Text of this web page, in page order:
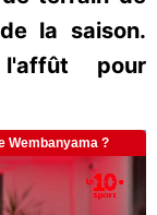
la saison.
pour